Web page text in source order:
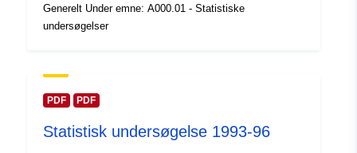
kataloger:
February 2024
Fysiske:
[ 2.54, 49.49 ], [ 2.54, 51.51 ]
Generelt Under emne: A000.01 - Statistiske
undersøgelser
PDF PDF
Statistisk undersøgelse 1993-96